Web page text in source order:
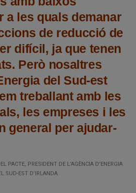
a les quals demanar
de reducció de
difícil, ja que tenen
Però nosaltres
del Sud-est
treballant amb les
les empreses i les
general per ajudar-
PACTE, PRESIDENT DE L’AGÈNCIA D’ENERGIA
SUD-EST D’IRLANDA